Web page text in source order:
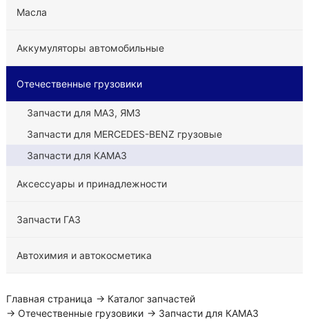
Масла
Аккумуляторы автомобильные
Отечественные грузовики
Запчасти для МАЗ, ЯМЗ
Запчасти для MERCEDES-BENZ грузовые
Запчасти для КАМАЗ
Аксессуары и принадлежности
Запчасти ГАЗ
Автохимия и автокосметика
Главная страница → Каталог запчастей
→ Отечественные грузовики → Запчасти для КАМАЗ